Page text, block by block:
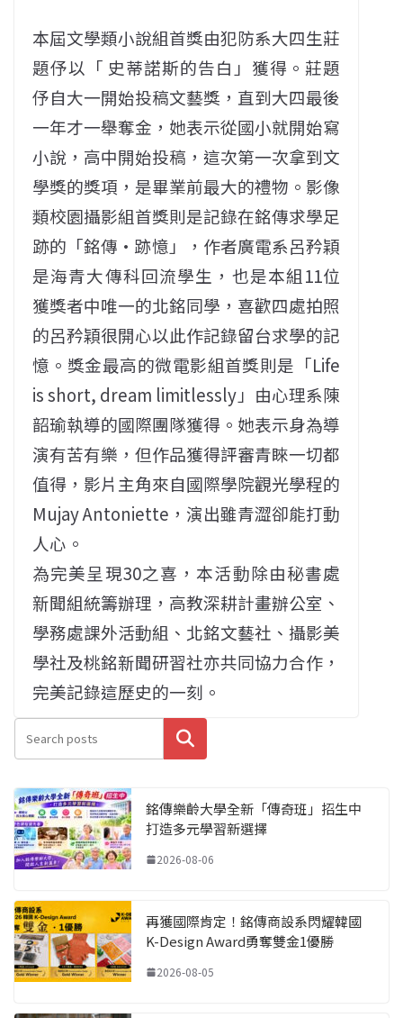
本屆文學類小說組首獎由犯防系大四生莊
題伃以「 史蒂諾斯的告白」獲得。莊題
伃自大一開始投稿文藝獎，直到大四最後
一年才一舉奪金，她表示從國小就開始寫
小說，高中開始投稿，這次第一次拿到文
學獎的獎項，是畢業前最大的禮物。影像
類校園攝影組首獎則是記錄在銘傳求學足
跡的「銘傳•跡憶」，作者廣電系呂矜穎
是海青大傳科回流學生，也是本組11位
獲獎者中唯一的北銘同學，喜歡四處拍照
的呂矜穎很開心以此作記錄留台求學的記
憶。獎金最高的微電影組首獎則是「Life
is short, dream limitlessly」由心理系陳
韶瑜執導的國際團隊獲得。她表示身為導
演有苦有樂，但作品獲得評審青睞一切都
值得，影片主角來自國際學院觀光學程的
Mujay Antoniette，演出雖青澀卻能打動
人心。
為完美呈現30之喜，本活動除由秘書處
新聞組統籌辦理，高教深耕計畫辦公室、
學務處課外活動組、北銘文藝社、攝影美
學社及桃銘新聞研習社亦共同協力合作，
完美記錄這歷史的一刻。
搜尋
銘傳樂齡大學全新「傳奇班」招生中
打造多元學習新選擇
2026-08-06
再獲國際肯定！銘傳商設系閃耀韓國
K-Design Award勇奪雙金1優勝
2026-08-05